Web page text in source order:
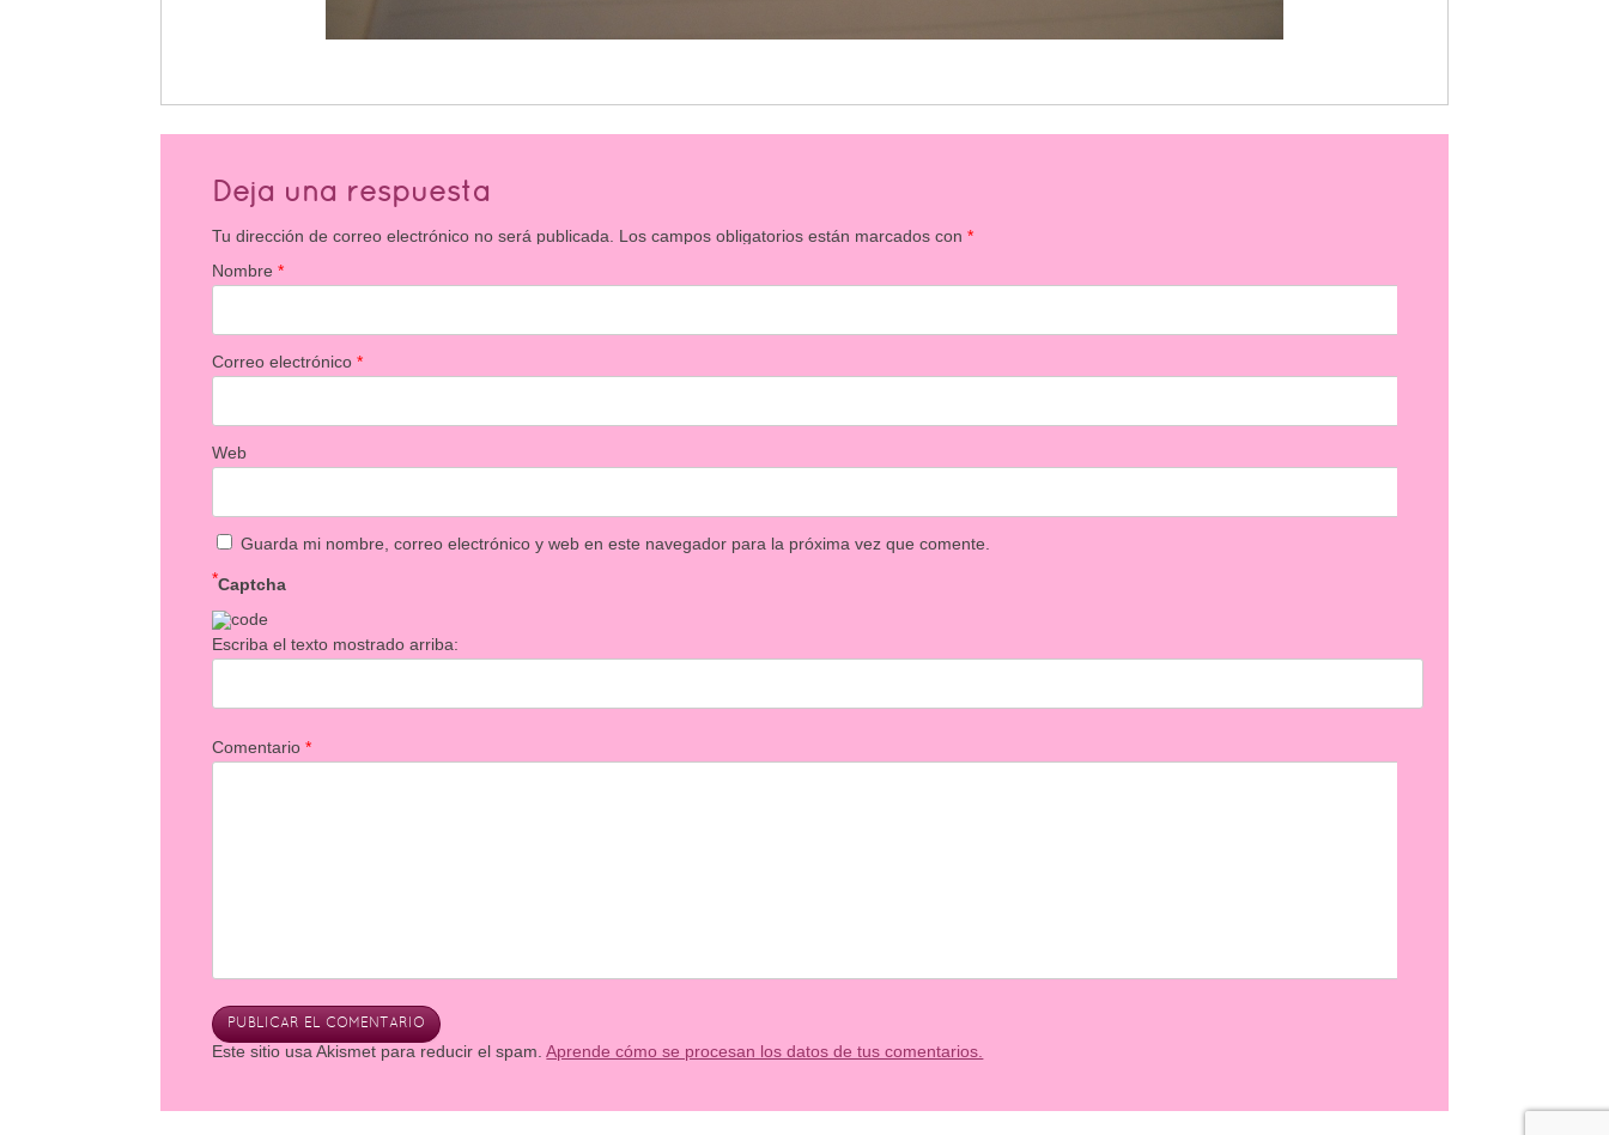
Deja una respuesta
Tu dirección de correo electrónico no será publicada. Los campos obligatorios están marcados con*
Nombre*
Correo electrónico*
Web
Guarda mi nombre, correo electrónico y web en este navegador para la próxima vez que comente.
Captcha
*
Escriba el texto mostrado arriba:
Comentario*
Este sitio usa Akismet para reducir el spam.Aprende cómo se procesan los datos de tus comentarios.